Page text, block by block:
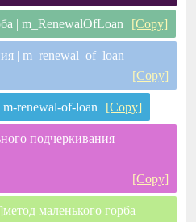
| m_RenewalOfLoan [Copy]
| m_renewal_of_loan
[Copy]
renewal-of-loan [Copy]
подчеркивания |
[Copy]
маленького горба |